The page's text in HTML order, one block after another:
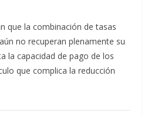
que la combinación de tasas
no recuperan plenamente su
la capacidad de pago de los
que complica la reducción